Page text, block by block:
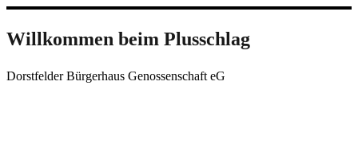
Willkommen beim Plusschlag
Dorstfelder Bürgerhaus Genossenschaft eG